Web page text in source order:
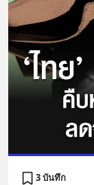
3 บันทึก